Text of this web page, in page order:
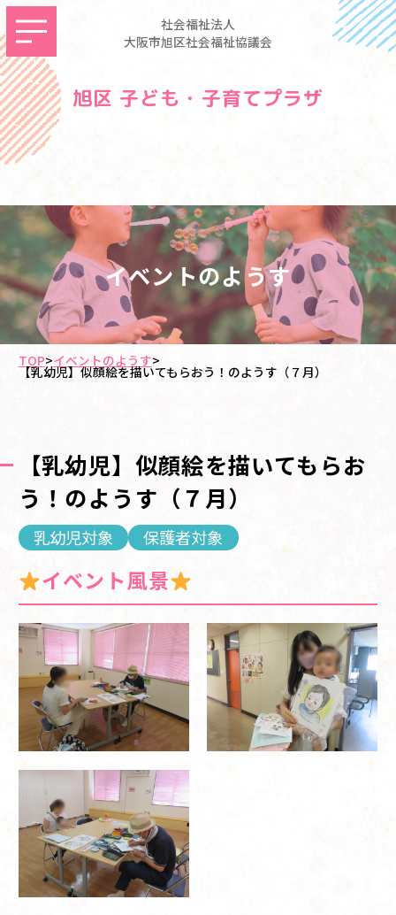
社会福祉法人
大阪市旭区社会福祉協議会
旭区 子ども・子育てプラザ
イベントのようす
TOP>イベントのようす>
【乳幼児】似顔絵を描いてもらおう！のようす（７月）
【乳幼児】似顔絵を描いてもらお
う！のようす（７月）
乳幼児対象 保護者対象
イベント風景